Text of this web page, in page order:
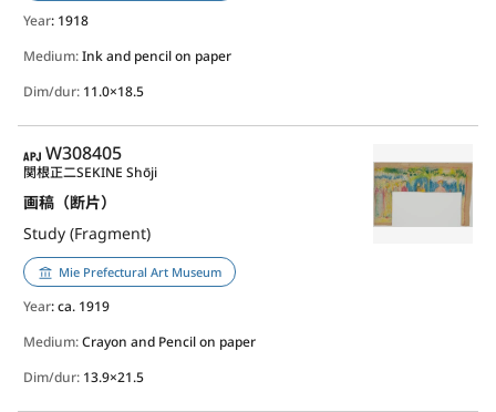
Year: 1918
Medium:Ink and pencil on paper
Dim/dur: 11.0×18.5
APJ
W308405
画稿（断片）
Study (Fragment)
関根正二SEKINE Shōji
Mie Prefectural Art Museum
Year: ca. 1919
Medium:Crayon and Pencil on paper
Dim/dur: 13.9×21.5